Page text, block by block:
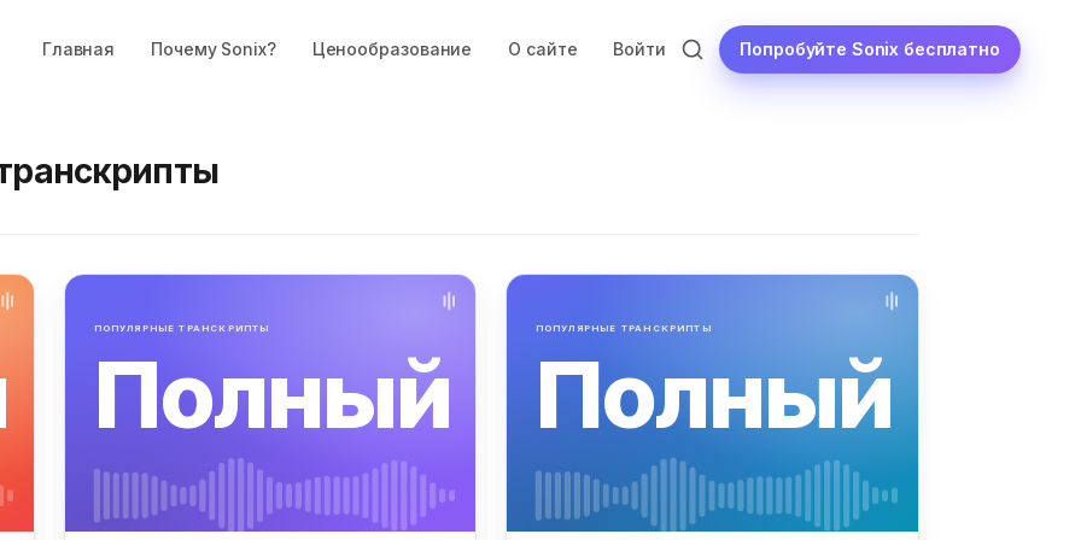
Главная Почему Sonix? Ценообразование О сайте Войти Попробуйте Sonix бесплатно
ПОПУЛЯРНЫЕ ТРАНСКРИПТЫ
Полный
ПОПУЛЯРНЫЕ ТРАНСКРИПТЫ
Полный